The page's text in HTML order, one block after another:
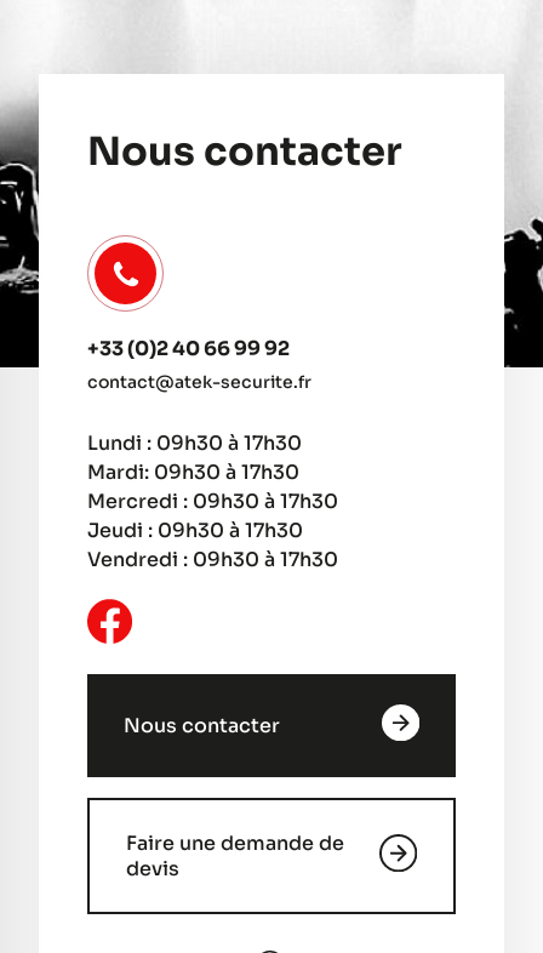
Nous contacter
+33 (0)2 40 66 99 92
contact@atek-securite.fr
Lundi : 09h30 à 17h30
Mardi: 09h30 à 17h30
Mercredi : 09h30 à 17h30
Jeudi : 09h30 à 17h30
Vendredi : 09h30 à 17h30
Nous contacter
Faire une demande de
devis